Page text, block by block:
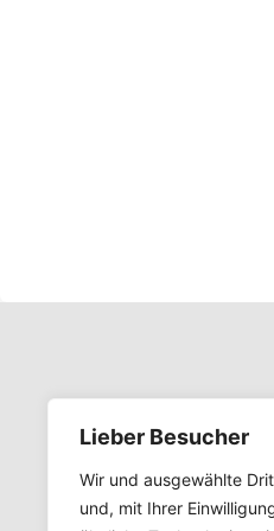
Lieber Besucher
Wir und ausgewählte
und, mit Ihrer